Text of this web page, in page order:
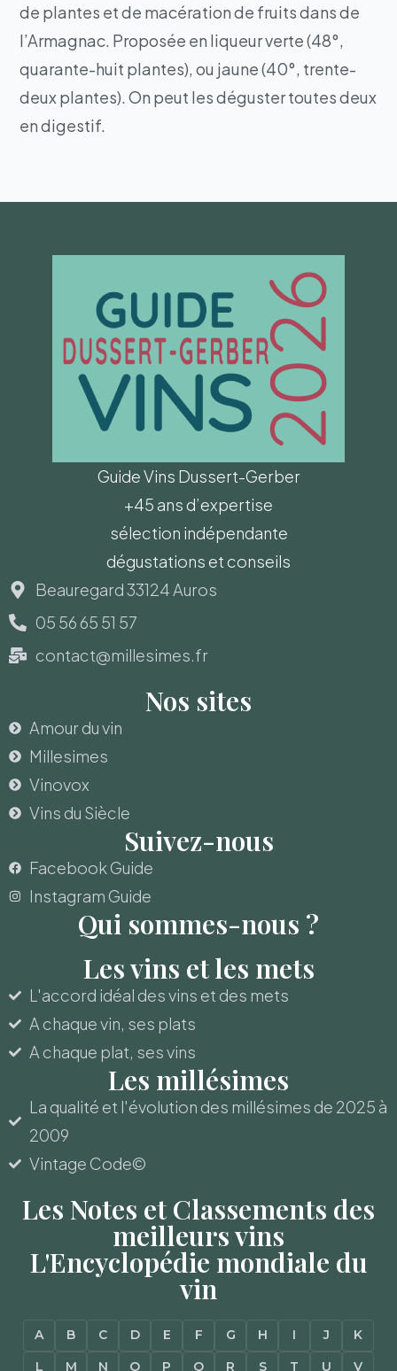
de plantes et de macération de fruits dans de
l’Armagnac. Proposée en liqueur verte (48°,
quarante-huit plantes), ou jaune (40°, trente-
deux plantes). On peut les déguster toutes deux
en digestif.
Guide Vins Dussert-Gerber
+45 ans d’expertise
sélection indépendante
dégustations et conseils
Beauregard 33124 Auros
05 56 65 51 57
contact@millesimes.fr
Nos sites
Amour du vin
Millesimes
Vinovox
Vins du Siècle
Suivez-nous
Facebook Guide
Instagram Guide
Qui sommes-nous ?
Les vins et les mets
L'accord idéal des vins et des mets
A chaque vin, ses plats
A chaque plat, ses vins
Les millésimes
La qualité et l'évolution des millésimes de 2025 à
2009
Vintage Code©
Les Notes et Classements des
meilleurs vins
L'Encyclopédie mondiale du
vin
A B C D E F G H I J
K
L
M N O P Q R S T U V